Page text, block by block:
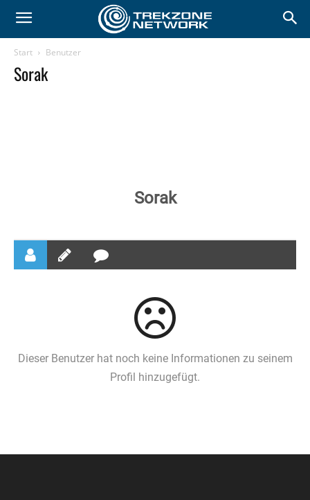
Start Benutzer
Sorak
Sorak
Dieser Benutzer hat noch keine Informationen zu seinem
Profil hinzugefügt.